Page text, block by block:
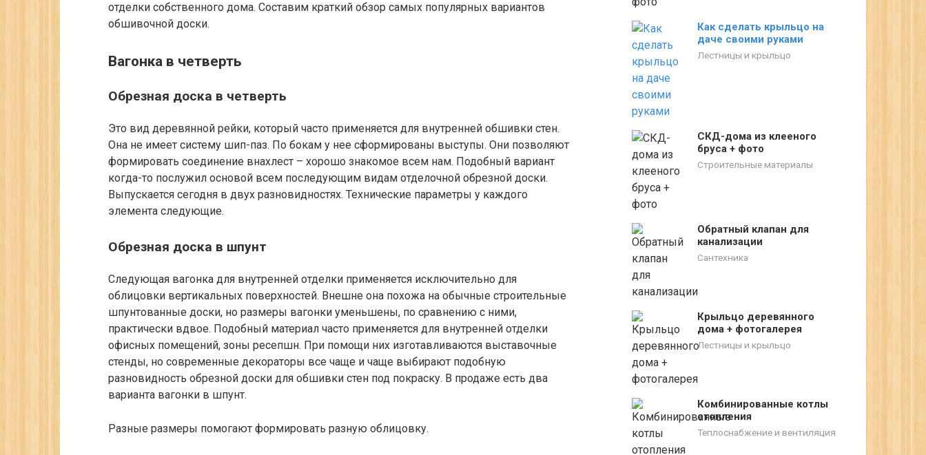
отделки собственного дома. Составим краткий обзор самых популярных вариантов
обшивочной доски.
Вагонка в четверть
Обрезная доска в четверть
Это вид деревянной рейки, который часто применяется для внутренней обшивки стен.
Она не имеет систему шип-паз. По бокам у нее сформированы выступы. Они позволяют
формировать соединение внахлест – хорошо знакомое всем нам. Подобный вариант
когда-то послужил основой всем последующим видам отделочной обрезной доски.
Выпускается сегодня в двух разновидностях. Технические параметры у каждого
элемента следующие.
Обрезная доска в шпунт
Следующая вагонка для внутренней отделки применяется исключительно для
облицовки вертикальных поверхностей. Внешне она похожа на обычные строительные
шпунтованные доски, но размеры вагонки уменьшены, по сравнению с ними,
практически вдвое. Подобный материал часто применяется для внутренней отделки
офисных помещений, зоны ресепшн. При помощи них изготавливаются выставочные
стенды, но современные декораторы все чаще и чаще выбирают подобную
разновидность обрезной доски для обшивки стен под покраску. В продаже есть два
варианта вагонки в шпунт.
Разные размеры помогают формировать разную облицовку.
Как сделать крыльцо на
даче своими руками
Лестницы и крыльцо
СКД-дома из клееного
бруса + фото
Строительные материалы
Обратный клапан для
канализации
Сантехника
Крыльцо деревянного
дома + фотогалерея
Лестницы и крыльцо
Комбинированные котлы
отопления
Теплоснабжение и вентиляция